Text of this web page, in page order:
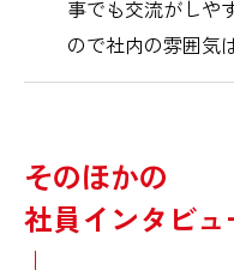
事でも交流がしや
ので社内の雰囲気
そのほかの
社員インタビュ